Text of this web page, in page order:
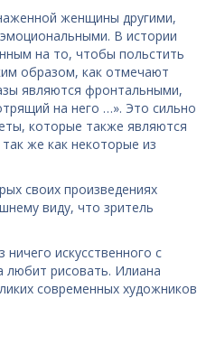
женщины другими,
В истории
на то, чтобы польстить
образом, как отмечают
являются фронтальными,
на него …». Это сильно
которые также являются
же как некоторые из
своих произведениях
виду, что зритель
искусственного с
любит рисовать. Илиана
современных художников